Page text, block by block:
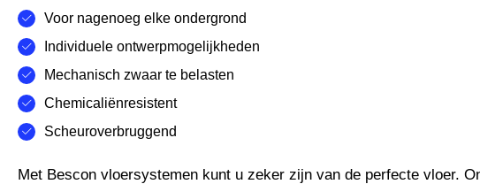
Voor nagenoeg elke ondergrond
Individuele ontwerpmogelijkheden
Mechanisch zwaar te belasten
Chemicaliënresistent
Scheuroverbruggend
Met Bescon vloersystemen kunt u zeker zijn van de perfecte vloer.